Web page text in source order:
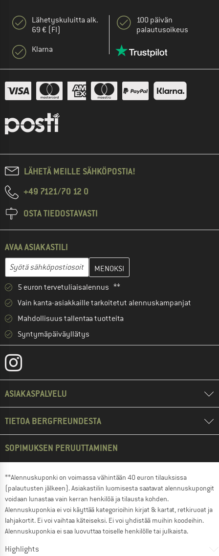
Lähetyskuluitta alk.
69 € (FI)
Klarna
100 päivän
palautusoikeus
LÄHETÄ MEILLE SÄHKÖPOSTIA!
+49 7121/70 12 0
OSTA TIEDOSTAVASTI
AVAA ASIAKASTILI
Sähköpostiosoite
Anna sähköpostiosoitteesi ja luo seuraavassa vaiheessa
5 euron tervetuliaisalennus **
Vain kanta-asiakkaille tarkoitetut alennuskampanjat
Mahdollisuus tallentaa tuotteita
Syntymäpäiväyllätys
ASIAKASPALVELU
TIETOA BERGFREUNDESTA
SOPIMUKSEN PERUUTTAMINEN
**Alennuskuponki on voimassa vähintään 40 euron tilauksissa
(palautusten jälkeen). Asiakastilin luomisesta saatavat alennuskupongit
voidaan lunastaa vain kerran henkilöä ja tilausta kohden.
Alennuskuponkia ei voi käyttää kategorioihin kirjat & kartat, retkiruoat ja
lahjakortit. Ei voi vaihtaa käteiseksi. Ei voi yhdistää muihin koodeihin.
Alennuskuponkia ei saa luovuttaa toiselle henkilölle tai julkaista.
Highlights